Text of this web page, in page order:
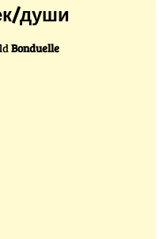
души
Bonduelle